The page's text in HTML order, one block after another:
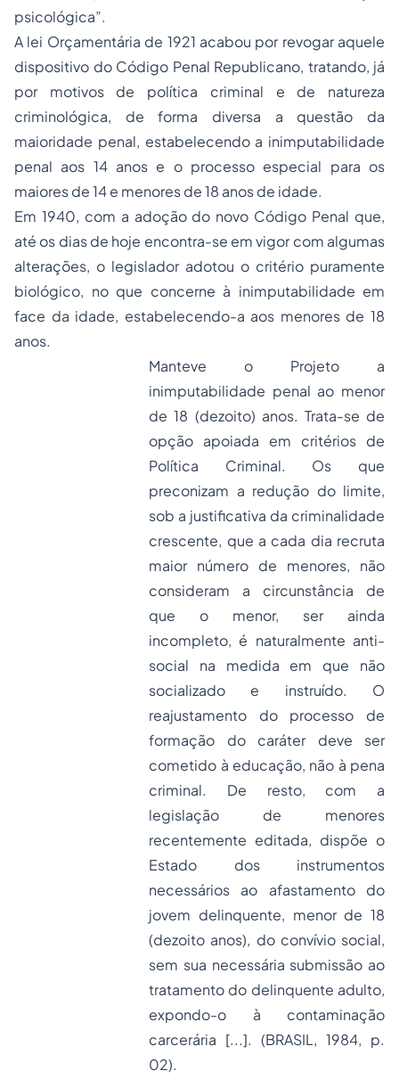
psicológica”.
A lei Orçamentária de 1921 acabou por revogar aquele
dispositivo do Código Penal Republicano, tratando, já
por motivos de política criminal e de natureza
criminológica, de forma diversa a questão da
maioridade penal, estabelecendo a inimputabilidade
penal aos 14 anos e o processo especial para os
maiores de 14 e menores de 18 anos de idade.
Em 1940, com a adoção do novo Código Penal que,
até os dias de hoje encontra-se em vigor com algumas
alterações, o legislador adotou o critério puramente
biológico, no que concerne à inimputabilidade em
face da idade, estabelecendo-a aos menores de 18
anos.
Manteve o Projeto a
inimputabilidade penal ao menor
de 18 (dezoito) anos. Trata-se de
opção apoiada em critérios de
Política Criminal. Os que
preconizam a redução do limite,
sob a justificativa da criminalidade
crescente, que a cada dia recruta
maior número de menores, não
consideram a circunstância de
que o menor, ser ainda
incompleto, é naturalmente anti-
social na medida em que não
socializado e instruído. O
reajustamento do processo de
formação do caráter deve ser
cometido à educação, não à pena
criminal. De resto, com a
legislação de menores
recentemente editada, dispõe o
Estado dos instrumentos
necessários ao afastamento do
jovem delinquente, menor de 18
(dezoito anos), do convívio social,
sem sua necessária submissão ao
tratamento do delinquente adulto,
expondo-o à contaminação
carcerária [...]. (BRASIL, 1984, p.
02).